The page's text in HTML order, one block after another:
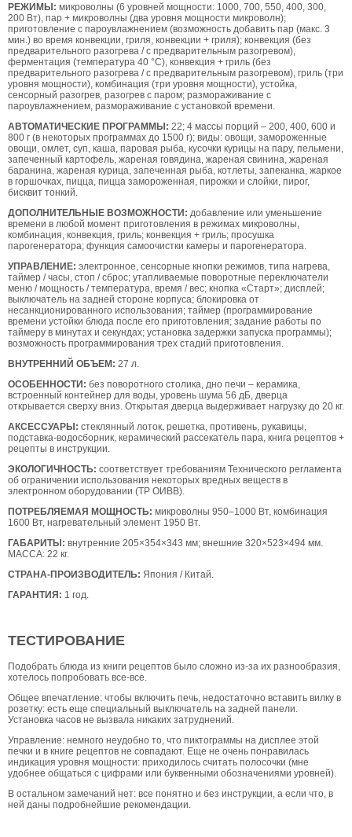
РЕЖИМЫ: микроволны (6 уровней мощности: 1000, 700, 550, 400, 300,
200 Вт), пар + микроволны (два уровня мощности микроволн);
приготовление с пароувлажнением (возможность добавить пар (макс. 3
мин.) во время конвекции, гриля, конвекции + гриля); конвекция (без
предварительного разогрева / с предварительным разогревом),
ферментация (температура 40 °С), конвекция + гриль (без
предварительного разогрева / с предварительным разогревом), гриль (три
уровня мощности), комбинация (три уровня мощности), устойка,
сенсорный разогрев, разогрев с паром; размораживание с
пароувлажнением, размораживание с установкой времени.
АВТОМАТИЧЕСКИЕ ПРОГРАММЫ: 22; 4 массы порций – 200, 400, 600 и
800 г (в некоторых программах до 1500 г); виды: овощи, замороженные
овощи, омлет, суп, каша, паровая рыба, кусочки курицы на пару, пельмени,
запеченный картофель, жареная говядина, жареная свинина, жареная
баранина, жареная курица, запеченная рыба, котлеты, запеканка, жаркое
в горшочках, пицца, пицца замороженная, пирожки и слойки, пирог,
бисквит тонкий.
ДОПОЛНИТЕЛЬНЫЕ ВОЗМОЖНОСТИ: добавление или уменьшение
времени в любой момент приготовления в режимах микроволны,
комбинация, конвекция, гриль; конвекция + гриль; просушка
парогенератора; функция самоочистки камеры и парогенератора.
УПРАВЛЕНИЕ: электронное, сенсорные кнопки режимов, типа нагрева,
таймер / часы, стоп / сброс; утапливаемые поворотные переключатели
меню / мощность / температура, время / вес; кнопка «Старт»; дисплей;
выключатель на задней стороне корпуса; блокировка от
несанкционированного использования; таймер (программирование
времени устойки блюда после его приготовления; задание работы по
таймеру в минутах и секундах; установка задержки запуска программы);
возможность программирования трех стадий приготовления.
ВНУТРЕННИЙ ОБЪЕМ: 27 л.
ОСОБЕННОСТИ: без поворотного столика, дно печи – керамика,
встроенный контейнер для воды, уровень шума 56 дБ, дверца
открывается сверху вниз. Открытая дверца выдерживает нагрузку до 20 кг.
АКСЕССУАРЫ: стеклянный лоток, решетка, противень, рукавицы,
подставка-водосборник, керамический рассекатель пара, книга рецептов +
рецепты в инструкции.
ЭКОЛОГИЧНОСТЬ: соответствует требованиям Технического регламента
об ограничении использования некоторых вредных веществ в
электронном оборудовании (ТР ОИВВ).
ПОТРЕБЛЯЕМАЯ МОЩНОСТЬ: микроволны 950–1000 Вт, комбинация
1600 Вт, нагревательный элемент 1950 Вт.
ГАБАРИТЫ: внутренние 205×354×343 мм; внешние 320×523×494 мм.
МАССА: 22 кг.
СТРАНА-ПРОИЗВОДИТЕЛЬ: Япония / Китай.
ГАРАНТИЯ: 1 год.
ТЕСТИРОВАНИЕ
Подобрать блюда из книги рецептов было сложно из-за их разнообразия,
хотелось попробовать все-все.
Общее впечатление: чтобы включить печь, недостаточно вставить вилку в
розетку: есть еще специальный выключатель на задней панели.
Установка часов не вызвала никаких затруднений.
Управление: немного неудобно то, что пиктограммы на дисплее этой
печки и в книге рецептов не совпадают. Еще не очень понравилась
индикация уровня мощности: приходилось считать полосочки (мне
удобнее общаться с цифрами или буквенными обозначениями уровней).
В остальном замечаний нет: все понятно и без инструкции, а если что, в
ней даны подробнейшие рекомендации.